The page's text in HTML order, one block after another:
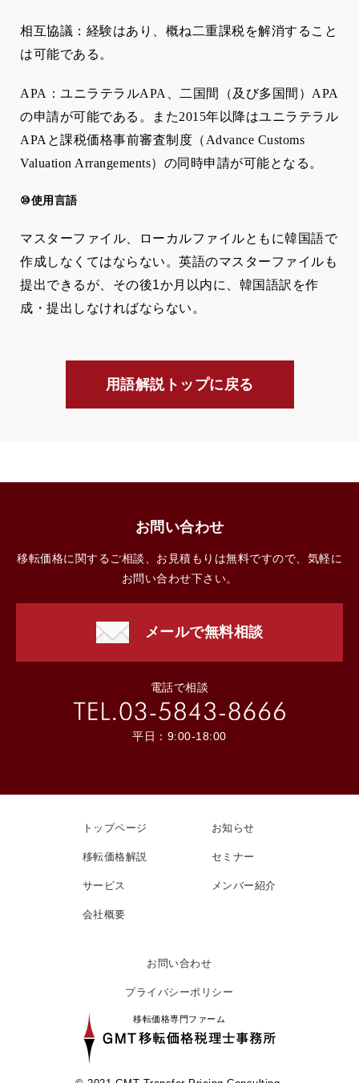
相互協議：経験はあり、概ね二重課税を解消すること
は可能である。
APA ：ユニラテラルAPA 、二国間（及び多国間） APA
の申請が可能である。また2015年以降はユニラテラル
APA と課税価格事前審査制度（ Advance Customs
Valuation Arrangements）の同時申請が可能となる。
⑩使用言語
マスターファイル、ローカルファイルともに韓国語で
作成しなくてはならない。英語のマスターファイルも
提出できるが、その後1か月以内に、韓国語訳を作
成・提出しなければならない。
用語解説トップに戻る
お問い合わせ
移転価格に関するご相談、お見積もりは無料ですので、気軽に
お問い合わせ下さい。
メールで無料相談
電話で相談
平日：9:00-18:00
トップページ
移転価格解説
サービス
会社概要
お知らせ
セミナー
メンバー紹介
お問い合わせ
プライバシーポリシー
移転価格専門ファーム